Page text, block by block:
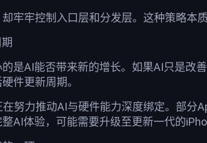
牢牢控制入口层和分发层。这种策略本
是AI能否带来新的增长。如果AI只是改
件更新周期。
努力推动AI与硬件能力深度绑定。部
AI体验，可能需要升级至更新一代的